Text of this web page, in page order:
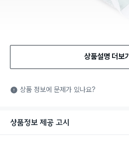
상품설명 더보기
상품 정보에 문제가 있나요?
상품정보 제공 고시